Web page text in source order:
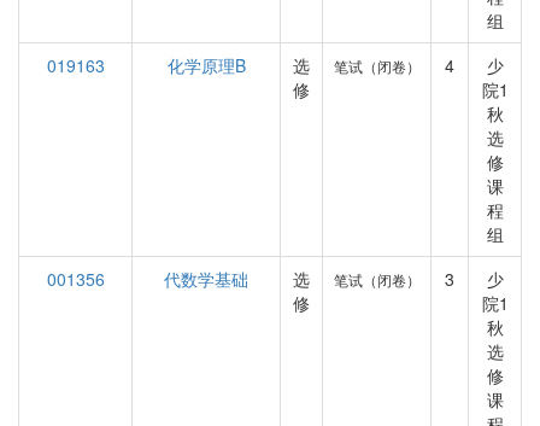
组
019163
化学原理B
选
修
笔试（闭卷） 4
少
院1
秋
选
修
课
程
组
001356
代数学基础
选
修
笔试（闭卷） 3
少
院1
秋
选
修
课